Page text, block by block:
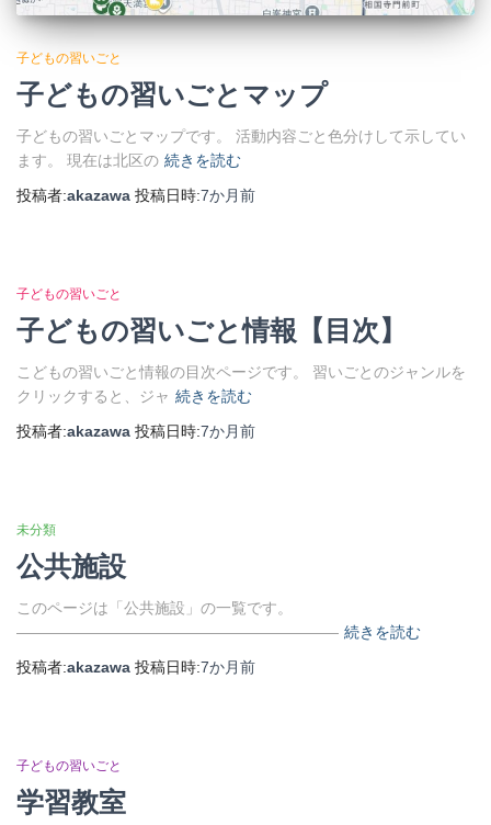
子どもの習いごと
子どもの習いごとマップ
子どもの習いごとマップです。 活動内容ごと色分けして示してい
ます。 現在は北区の 続きを読む
投稿者:akazawa 投稿日時:7か月前
子どもの習いごと
子どもの習いごと情報【目次】
こどもの習いごと情報の目次ページです。 習いごとのジャンルを
クリックすると、ジャ 続きを読む
投稿者:akazawa 投稿日時:7か月前
未分類
公共施設
このページは「公共施設」の一覧です。
――――――――――――――――――――― 続きを読む
投稿者:akazawa 投稿日時:7か月前
子どもの習いごと
学習教室